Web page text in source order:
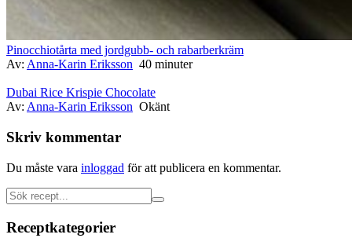
Pinocchiotårta med jordgubb- och rabarberkräm
Av: Anna-Karin Eriksson 40 minuter
Dubai Rice Krispie Chocolate
Av: Anna-Karin Eriksson Okänt
Skriv kommentar
Du måste vara inloggad för att publicera en kommentar.
Receptkategorier